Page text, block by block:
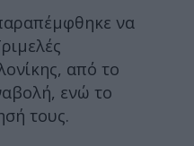
να
από το
ενώ το
τους.